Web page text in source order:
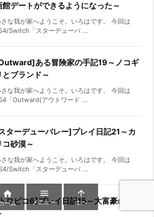
館デートができるようになった～
な我が家へようこそ。いろはです。 今回は
Switch「スターデューバ ...
ある冒険家の手記19～ノコギ
とブランド～
な我が家へようこそ。いろはです。 今回は
「Outward(アウトワード ...
ターデューバレー]プレイ日記21～カ
コ砂漠～
な我が家へようこそ。いろはです。 今回は
Switch「スターデューバ ...
ロピコ6]プレイ日記15～大富豪の来訪

ーム

メニュー

上へ